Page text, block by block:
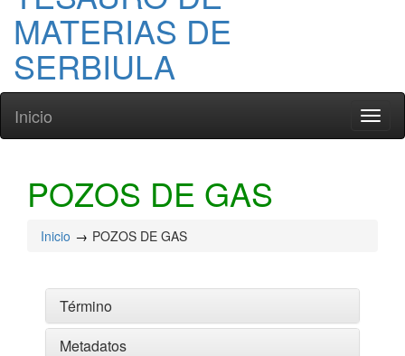
MATERIAS DE
SERBIULA
Inicio
POZOS DE GAS
Inicio POZOS DE GAS
Término
Metadatos